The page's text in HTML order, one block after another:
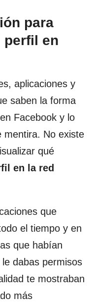
para
perfil en
aplicaciones y
saben la forma
Facebook y lo
mentira. No existe
qué
en la red
que
el tiempo y en
que habían
dabas permisos
te mostraban
más